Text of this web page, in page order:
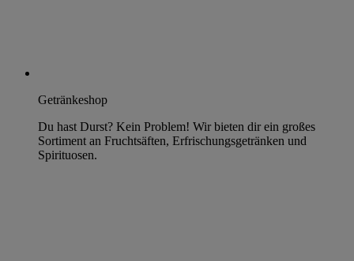
Getränkeshop
Du hast Durst? Kein Problem! Wir bieten dir ein großes
Sortiment an Fruchtsäften, Erfrischungsgetränken und
Spirituosen.